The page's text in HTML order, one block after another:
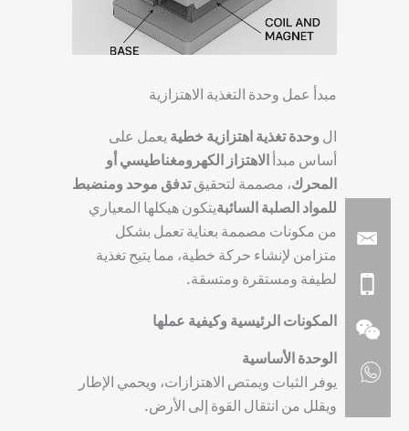
مبدأ عمل وحدة التغذية الاهتزازية
ال وحدة تغذية اهتزازية خطية يعمل على
أساس مبدأ الاهتزاز الكهرومغناطيسي أو
المحرك، مصممة لتحقيقتدفق موحد ومنضبط
للمواد الصلبة السائبةيتكون هيكلها المعياري
من مكونات مصممة بعناية تعمل بشكل
متزامن لإنشاء حركة خطية، مما يتيح تغذية
لطيفة ومستقرة ومتسقة.
المكونات الرئيسية وكيفية عملها
الوحدة الأساسية
يوفر الثبات ويمتص الاهتزازات، ويحمي الإطار
ويقلل من انتقال القوة إلى الأرض.